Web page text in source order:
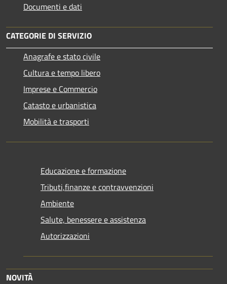
Documenti e dati
CATEGORIE DI SERVIZIO
Anagrafe e stato civile
Cultura e tempo libero
Imprese e Commercio
Catasto e urbanistica
Mobilità e trasporti
Educazione e formazione
Tributi,finanze e contravvenzioni
Ambiente
Salute, benessere e assistenza
Autorizzazioni
NOVITÀ